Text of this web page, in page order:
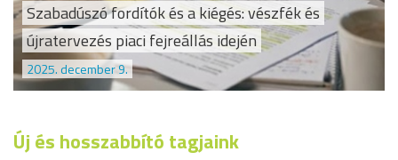
Szabadúszó fordítók és a kiégés: vészfék és
újratervezés piaci fejreállás idején
2025. december 9.
Új és hosszabbító tagjaink